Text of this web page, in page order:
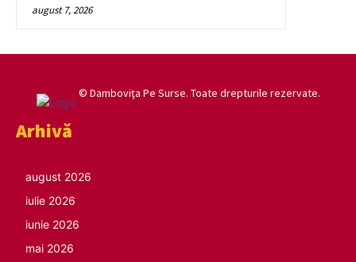
august 7, 2026
© Damboviţa Pe Surse. Toate drepturile rezervate.
Arhivă
august 2026
iulie 2026
iunie 2026
mai 2026